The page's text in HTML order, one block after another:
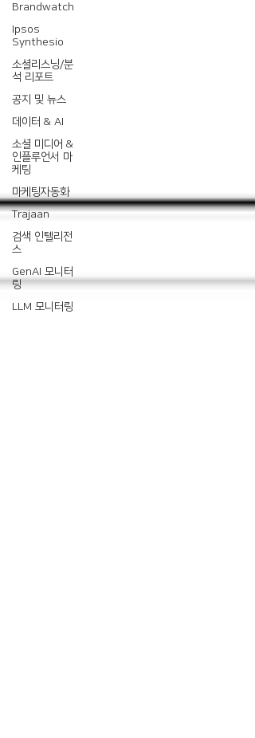
Brandwatch
Ipsos
Synthesio
소셜리스닝/분
석 리포트
공지 및 뉴스
데이터 & AI
소셜 미디어 &
인플루언서 마
케팅
마케팅자동화
Trajaan
검색 인텔리전
스
GenAI 모니터
링
LLM 모니터링